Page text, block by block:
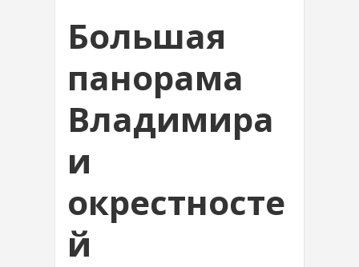
Большая
панорама
Владимира
и
окрестносте
й